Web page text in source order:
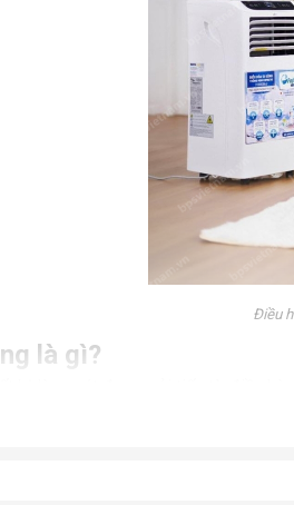
Điều
là gì?
bị làm mát được cải tiến từ điều
một chiếc điều hòa “chính hiệu”